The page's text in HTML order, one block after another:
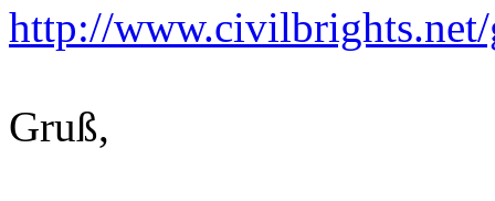
http://www.civilbrights.net/
Gruß,